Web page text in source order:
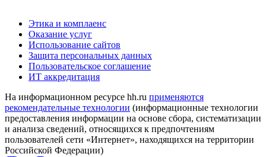
Этика и комплаенс
Оказание услуг
Использование сайтов
Защита персональных данных
Пользовательское соглашение
ИТ аккредитация
На информационном ресурсе hh.ru применяются
рекомендательные технологии (информационные технологии
предоставления информации на основе сбора, систематизации
и анализа сведений, относящихся к предпочтениям
пользователей сети «Интернет», находящихся на территории
Российской Федерации)